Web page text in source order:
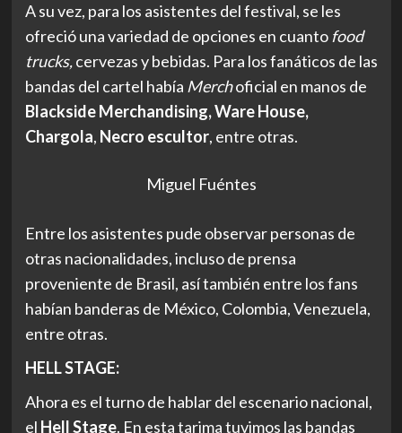
A su vez, para los asistentes del festival, se les
ofreció una variedad de opciones en cuanto food
trucks,cervezas y bebidas. Para los fanáticos de las
bandas del cartel había Merchoficial en manos de
Blackside Merchandising, Ware House,
Chargola, Necro escultor, entre otras.
Miguel Fuéntes
Entre los asistentes pude observar personas de
otras nacionalidades, incluso de prensa
proveniente de Brasil, así también entre los fans
habían banderas de México, Colombia, Venezuela,
entre otras.
HELL STAGE:
Ahora es el turno de hablar del escenario nacional,
el Hell Stage. En esta tarima tuvimos las bandas